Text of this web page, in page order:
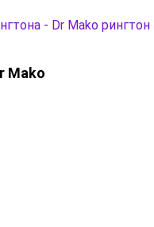
- Dr Mako рингтон
Mako